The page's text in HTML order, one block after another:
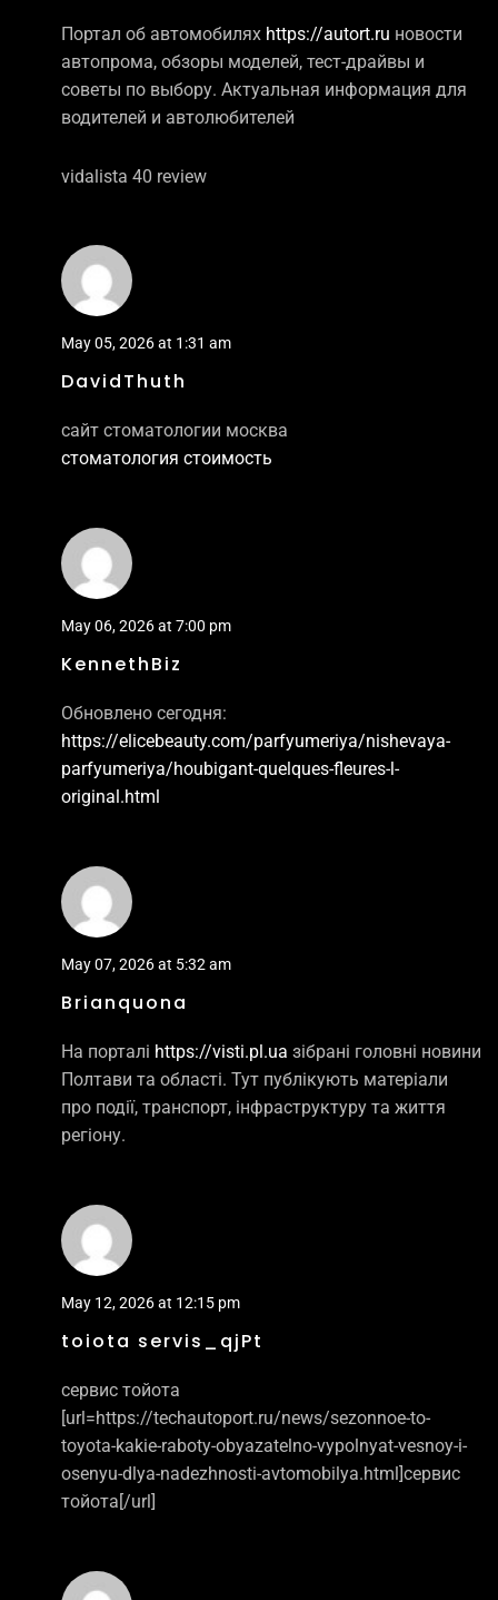
Портал об автомобилях https://autort.ru новости
автопрома, обзоры моделей, тест-драйвы и
советы по выбору. Актуальная информация для
водителей и автолюбителей
vidalista 40 review
May 05, 2026 at 1:31 am
DavidThuth
сайт стоматологии москва
стоматология стоимость
May 06, 2026 at 7:00 pm
KennethBiz
Обновлено сегодня:
https://elicebeauty.com/parfyumeriya/nishevaya-
parfyumeriya/houbigant-quelques-fleures-l-
original.html
May 07, 2026 at 5:32 am
Brianquona
На порталі https://visti.pl.ua зібрані головні новини
Полтави та області. Тут публікують матеріали
про події, транспорт, інфраструктуру та життя
регіону.
May 12, 2026 at 12:15 pm
toiota servis_qjPt
сервис тойота
[url=https://techautoport.ru/news/sezonnoe-to-
toyota-kakie-raboty-obyazatelno-vypolnyat-vesnoy-i-
osenyu-dlya-nadezhnosti-avtomobilya.html]сервис
тойота[/url]